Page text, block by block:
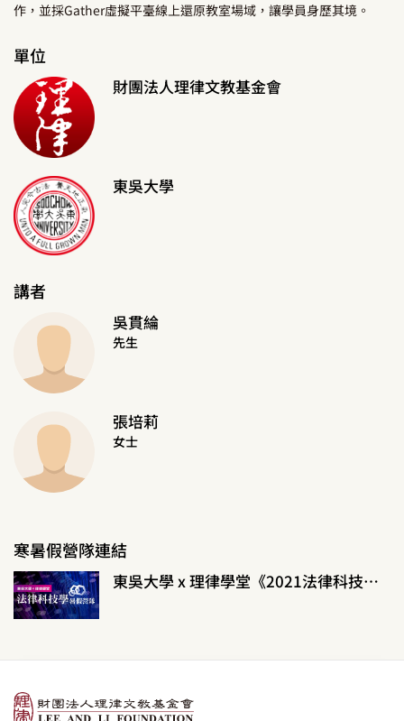
作，並採Gather虛擬平臺線上還原教室場域，讓學員身歷其境。
單位
財團法人理律文教基金會
東吳大學
講者
吳貫綸
先生
張培莉
女士
寒暑假營隊連結
東吳大學 x 理律學堂《2021法律科技學暑假營隊》